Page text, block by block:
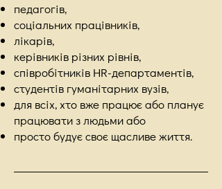
педагогів,
соціальних працівників,
лікарів,
керівників різних рівнів,
співробітників HR-департаментів,
студентів гуманітарних вузів,
для всіх, хто вже працює або планує
працювати з людьми або
просто будує своє щасливе життя.